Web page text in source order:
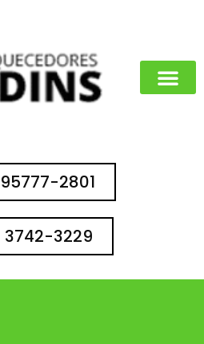
95777-2801
3742-3229